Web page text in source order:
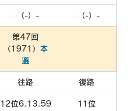
–（-）- –（-）-
第47回
（1971） 本
選
往路 復路
12位6.13.59
11位